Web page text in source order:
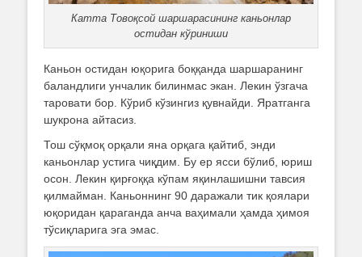
Катта Товоқсой шаршарасининг каньонлар
остидан кўриниши
Каньон остидан юқорига боққанда шаршаранинг
баландлиги унчалик билинмас экан. Лекин ўзгача
таровати бор. Кўриб кўзингиз қувнайди. Яратганга
шукрона айтасиз.
Тош сўқмоқ орқали яна орқага қайтиб, энди
каньонлар устига чиқдим. Бу ер ясси бўлиб, юриш
осон. Лекин қирғоққа кўпам яқинлашишни тавсия
қилмайман. Каньоннинг 90 даражали тик қоялари
юқоридан қараганда анча ваҳимали ҳамда ҳимоя
тўсиқларига эга эмас.